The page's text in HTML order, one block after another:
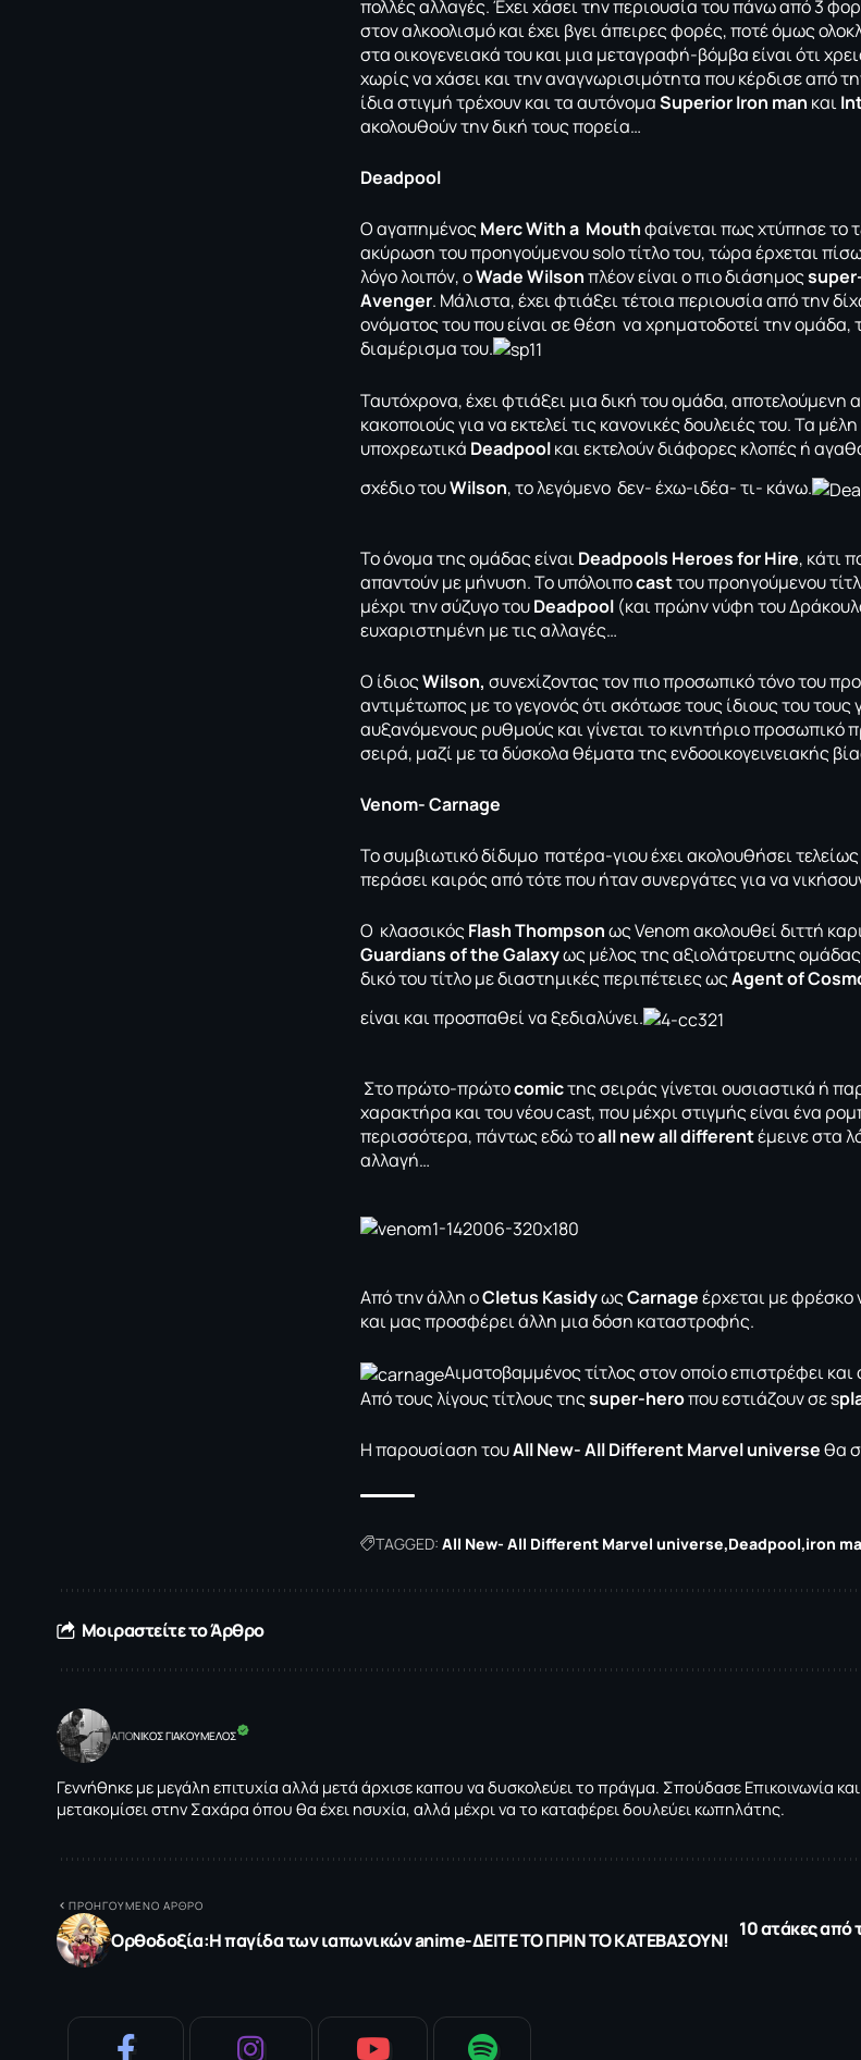
πολλές αλλαγές. Έχει χάσει την περιουσία του πάνω από 3
στον αλκοολισμό και έχει βγει άπειρες φορές, ποτέ όμως
στα οικογενειακά του και μια μεταγραφή-βόμβα είναι ότι
χωρίς να χάσει και την αναγνωρισιμότητα που κέρδισε από
ίδια στιγμή τρέχουν και τα αυτόνομαSuperior Iron man και
ακολουθούν την δική τους πορεία…
Deadpool
O αγαπημένοςΜerc With a Mouthφαίνεται πως χτύπησε το
ακύρωση του προηγούμενου solo τίτλο του, τώρα έρχεται
λόγο λοιπόν, οWade Wilsonπλέον είναι ο πιο διάσημος
Αvenger. Μάλιστα, έχει φτιάξει τέτοια περιουσία από την
ονόματος του που είναι σε θέση να χρηματοδοτεί την ομάδα,
διαμέρισμα του.
Ταυτόχρονα, έχει φτιάξει μια δική του ομάδα, αποτελούμενη
κακοποιούς για να εκτελεί τις κανονικές δουλειές του. Τα
υποχρεωτικά Deadpoolκαι εκτελούν διάφορες κλοπές ή
σχέδιο τουWilson, το λεγόμενο δεν- έχω-ιδέα- τι- κάνω.
Το όνομα της ομάδας είναι Deadpools Heroes for Hire, κάτι
απαντούν με μήνυση. Το υπόλοιποcastτου προηγούμενου
μέχρι την σύζυγο τουDeadpool (και πρώην νύφη του
ευχαριστημένη με τις αλλαγές…
Ο ίδιοςWilson, συνεχίζοντας τον πιο προσωπικό τόνο του
αντιμέτωπος με το γεγονός ότι σκότωσε τους ίδιους του
αυξανόμενους ρυθμούς και γίνεται το κινητήριο
σειρά, μαζί με τα δύσκολα θέματα της ενδοοικογεινειακής
Venom- Carnage
Το συμβιωτικό δίδυμο πατέρα-γιου έχει ακολουθήσει
περάσει καιρός από τότε που ήταν συνεργάτες για να
O κλασσικόςFlash Thompsonως Venom ακολουθεί διττή
Guardians of the Galaxyως μέλος της αξιολάτρευτης
δικό του τίτλο με διαστημικές περιπέτειες ωςAgent of
είναι και προσπαθεί να ξεδιαλύνει.
Στο πρώτο-πρώτοcomicτης σειράς γίνεται ουσιαστικά ή
χαρακτήρα και του νέου cast, που μέχρι στιγμής είναι ένα
περισσότερα, πάντως εδώ τοall new all differentέμεινε στα
αλλαγή…
Από την άλλη oCletus ΚasidyωςCarnageέρχεται με φρέσκο
και μας προσφέρει άλλη μια δόση καταστροφής.
Αιματοβαμμένος τίτλος στον οποίο επιστρέφει και
Από τους λίγους τίτλους τηςsuper-heroπου εστιάζουν σε s
Η παρουσίαση τουAll New- All Different Marvel universeθα
TAGGED: All New- All Different Marvel universe Deadpool iron
Μοιραστείτε το Άρθρο
ΑΠΟNΙΚΟΣ ΓΙΑΚΟΥΜΕΛΟΣ
Γεννήθηκε με μεγάλη επιτυχία αλλά μετά άρχισε καπου να δυσκολεύει το πράγμα. Σπούδασε Επικοινωνία
μετακομίσει στην Σαχάρα όπου θα έχει ησυχία, αλλά μέχρι να το καταφέρει δουλεύει κωπηλάτης.
ΠΡΟΗΓΟΥΜΕΝΟ ΑΡΘΡΟ
Ορθοδοξία:Η παγίδα των ιαπωνικών anime-ΔΕΙΤΕ ΤΟ ΠΡΙΝ ΤΟ ΚΑΤΕΒΑΣΟΥΝ! 10 ατάκες από